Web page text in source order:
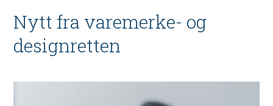
Nytt fra varemerke- og
designretten